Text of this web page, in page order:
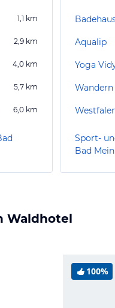
1,1 km
2,9 km
4,0 km
5,7 km
6,0 km
Aqualip
Yoga
Wandern
Sport-
Bad
Waldhotel
100%